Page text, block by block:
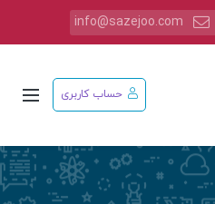
info@sazejoo.com
حساب کاربری